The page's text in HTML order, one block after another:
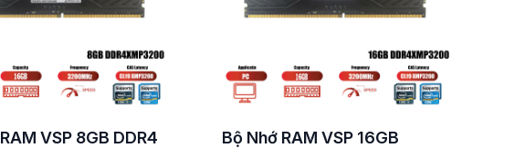
VSP 8GB DDR4
Bộ Nhớ RAM VSP 16GB